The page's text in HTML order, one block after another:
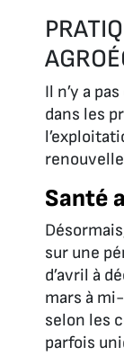
Il n’y a
dans les
Santé
sur une
d’avril à
mars à
selon les
parfois